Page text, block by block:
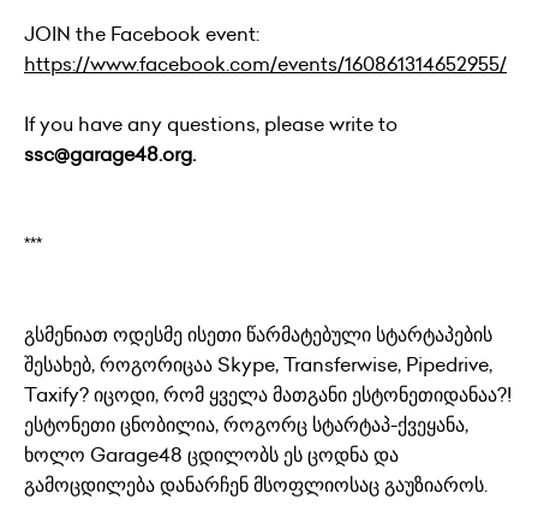
JOIN the Facebook event:
https://www.facebook.com/events/160861314652955/
If you have any questions, please write to
ssc@garage48.org.
***
გსმენიათ ოდესმე ისეთი წარმატებული სტარტაპების
შესახებ, როგორიცაა Skype, Transferwise, Pipedrive,
Taxify? იცოდი, რომ ყველა მათგანი ესტონეთიდანაა?!
ესტონეთი ცნობილია, როგორც სტარტაპ-ქვეყანა,
ხოლო Garage48 ცდილობს ეს ცოდნა და
გამოცდილება დანარჩენ მსოფლიოსაც გაუზიაროს.